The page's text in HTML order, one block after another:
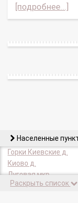
[подробнее...]
Населенные
Горки Киевские д.
Киово д.
Луговая мкр.
Нестериха д.
Раскрыть список